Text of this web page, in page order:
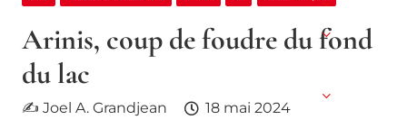
Arinis, coup de foudre du fond
du lac
✍ Joel A. Grandjean 18 mai 2024